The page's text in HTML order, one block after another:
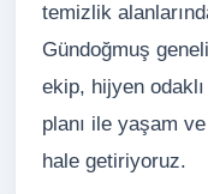
temizlik
Gündoğmuş
ekip, hijyen
planı ile yaşam ve
hale getiriyoruz.